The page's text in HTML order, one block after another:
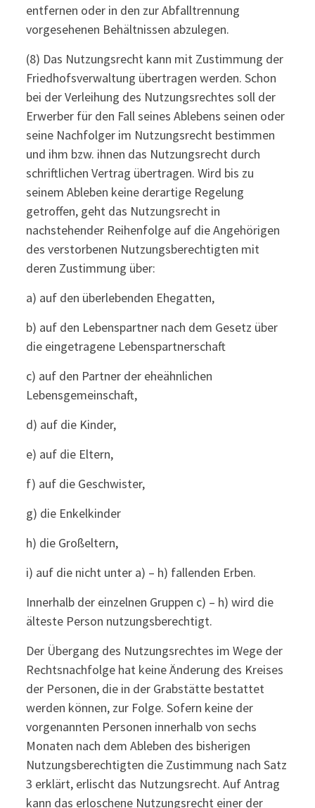
entfernen oder in den zur Abfalltrennung
vorgesehenen Behältnissen abzulegen.
(8) Das Nutzungsrecht kann mit Zustimmung der
Friedhofsverwaltung übertragen werden. Schon
bei der Verleihung des Nutzungsrechtes soll der
Erwerber für den Fall seines Ablebens seinen oder
seine Nachfolger im Nutzungsrecht bestimmen
und ihm bzw. ihnen das Nutzungsrecht durch
schriftlichen Vertrag übertragen. Wird bis zu
seinem Ableben keine derartige Regelung
getroffen, geht das Nutzungsrecht in
nachstehender Reihenfolge auf die Angehörigen
des verstorbenen Nutzungsberechtigten mit
deren Zustimmung über:
a) auf den überlebenden Ehegatten,
b) auf den Lebenspartner nach dem Gesetz über
die eingetragene Lebenspartnerschaft
c) auf den Partner der eheähnlichen
Lebensgemeinschaft,
d) auf die Kinder,
e) auf die Eltern,
f) auf die Geschwister,
g) die Enkelkinder
h) die Großeltern,
i) auf die nicht unter a) – h) fallenden Erben.
Innerhalb der einzelnen Gruppen c) – h) wird die
älteste Person nutzungsberechtigt.
Der Übergang des Nutzungsrechtes im Wege der
Rechtsnachfolge hat keine Änderung des Kreises
der Personen, die in der Grabstätte bestattet
werden können, zur Folge. Sofern keine der
vorgenannten Personen innerhalb von sechs
Monaten nach dem Ableben des bisherigen
Nutzungsberechtigten die Zustimmung nach Satz
3 erklärt, erlischt das Nutzungsrecht. Auf Antrag
kann das erloschene Nutzungsrecht einer der